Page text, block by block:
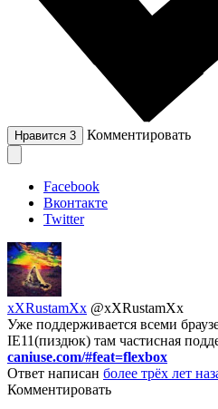
Нравится 3 Комментировать
Facebook
Вконтакте
Twitter
xXRustamXx @xXRustamXx
Уже поддерживается всеми
IE11(пиздюк) там частисная
caniuse.com/#feat=flexbox
Ответ написан более трёх лет
Комментировать